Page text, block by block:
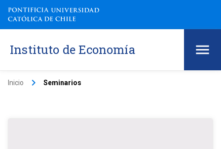
Instituto de Economía
Inicio keyboard_arrow_right Seminarios